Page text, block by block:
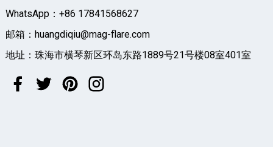
WhatsApp：+86 17841568627
邮箱：huangdiqiu@mag-flare.com
地址：珠海市横琴新区环岛东路1889号21号楼08室401室